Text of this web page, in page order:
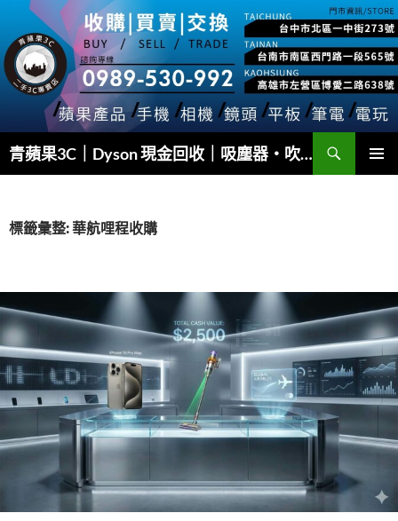
主
要
青蘋果3C｜Dyson 現金回收｜吸塵器・吹風機・Airwrap 快速估價
搜
尋
標籤彙整: 華航哩程收購